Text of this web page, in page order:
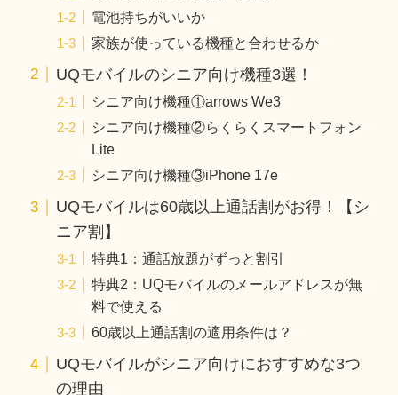
電池持ちがいいか
家族が使っている機種と合わせるか
UQモバイルのシニア向け機種3選！
シニア向け機種①arrows We3
シニア向け機種②らくらくスマートフォン
Lite
シニア向け機種③iPhone 17e
UQモバイルは60歳以上通話割がお得！【シ
ニア割】
特典1：通話放題がずっと割引
特典2：UQモバイルのメールアドレスが無
料で使える
60歳以上通話割の適用条件は？
UQモバイルがシニア向けにおすすめな3つ
の理由